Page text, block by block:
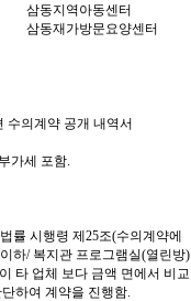
삼동지역아동센터
삼동재가방문요양센터
수의계약 공개 내역서
부가세 포함.
률 시행령 제 25조(수의계약에
하/ 복지관 프로그램실(열린방)
타 업체 보다 금액 면에서 비교
하여 계약을 진행함.